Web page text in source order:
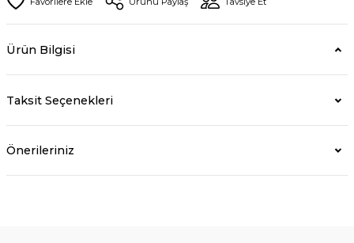
Ürün Bilgisi
Taksit Seçenekleri
Önerileriniz